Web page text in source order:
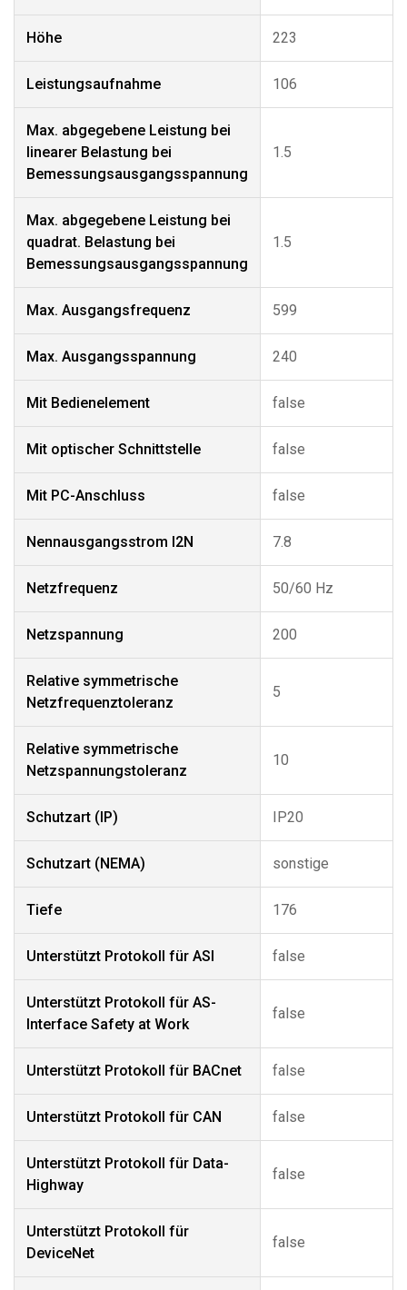
Höhe 223
Leistungsaufnahme 106
Max. abgegebene Leistung bei
linearer Belastung bei
Bemessungsausgangsspannung
1.5
Max. abgegebene Leistung bei
quadrat. Belastung bei
Bemessungsausgangsspannung
1.5
Max. Ausgangsfrequenz 599
Max. Ausgangsspannung 240
Mit Bedienelement false
Mit optischer Schnittstelle false
Mit PC-Anschluss false
Nennausgangsstrom I2N 7.8
Netzfrequenz 50/60 Hz
Netzspannung 200
Relative symmetrische
Netzfrequenztoleranz
5
Relative symmetrische
Netzspannungstoleranz
10
Schutzart (IP) IP20
Schutzart (NEMA) sonstige
Tiefe 176
Unterstützt Protokoll für ASI false
Unterstützt Protokoll für AS-
Interface Safety at Work
false
Unterstützt Protokoll für BACnet false
Unterstützt Protokoll für CAN false
Unterstützt Protokoll für Data-
Highway
false
Unterstützt Protokoll für
DeviceNet
false